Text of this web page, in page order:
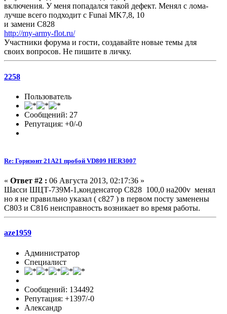
включения. У меня попадался такой дефект. Менял с лома-
лучше всего подходит с Funai MK7,8, 10
и замени C828
http://my-army-flot.ru/
Участники форума и гости, создавайте новые темы для
своих вопросов. Не пишите в личку.
2258
Пользователь
Сообщений: 27
Репутация: +0/-0
Re: Горизонт 21A21 пробой VD809 HER3007
« Ответ #2 : 06 Августа 2013, 02:17:36 »
Шасси ШЦТ-739М-1,конденсатор С828 100,0 на200v менял
но я не правильно указал ( с827 ) в первом посту заменены
С803 и С816 неисправность возникает во время работы.
aze1959
Администратор
Специалист
Сообщений: 134492
Репутация: +1397/-0
Александр